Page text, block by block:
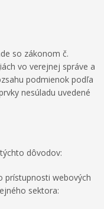
so zákonom č.
vo verejnej správe a
podmienok podľa
nesúladu uvedené
dôvodov:
prístupnosti webových
sektora: